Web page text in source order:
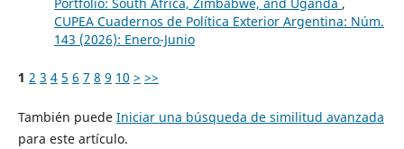
CUPEA Cuadernos de Política Exterior Argentina: Núm.
143 (2026): Enero-Junio
1 2 3 4 5 6 7 8 9 10 > >>
También puede Iniciar una búsqueda de similitud avanzada
para este artículo.